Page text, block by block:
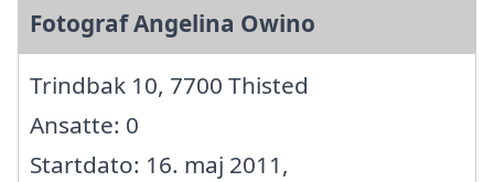
Fotograf Angelina Owino
Trindbak 10, 7700 Thisted
Ansatte: 0
Startdato: 16. maj 2011,